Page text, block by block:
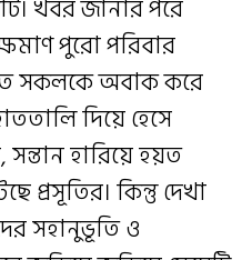
খবর জানার পরে
পুরো পরিবার
সকলকে অবাক করে
দিয়ে হেসে
হারিয়ে হয়ত
প্রসূতির। কিন্তু দেখা
সহানুভূতি ও